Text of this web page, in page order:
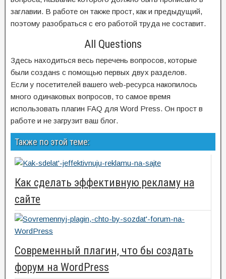
заглавии. В работе он также прост, как и предыдущий,
поэтому разобраться с его работой труда не составит.
All Questions
Здесь находиться весь перечень вопросов, которые
были созданs с помощью первых двух разделов.
Если у посетителей вашего web-ресурса накопилось
много одинаковых вопросов, то самое время
использовать плагин FAQ для Word Press. Он прост в
работе и не загрузит ваш блог.
Также по этой теме:
Как сделать эффективную рекламу на
сайте
Современный плагин, что бы создать
форум на WordPress